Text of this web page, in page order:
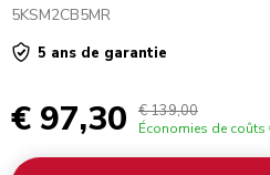
5KSM2CB5MR
5 ans de garantie
€ 97,30 € 139,00
Économies de coûts